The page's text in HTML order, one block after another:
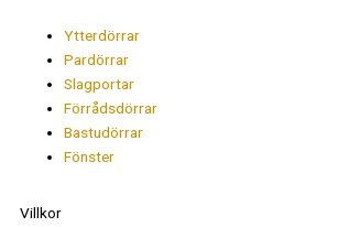
Ytterdörrar
Pardörrar
Slagportar
Förrådsdörrar
Bastudörrar
Fönster
Villkor